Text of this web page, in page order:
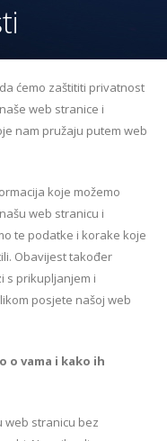
ćemo zaštititi privatnost
web stranice i
nam pružaju putem web
koje možemo
web stranicu i
te podatke i korake koje
Obavijest također
s prikupljanjem i
posjete našoj web
o vama i kako ih
web stranicu bez